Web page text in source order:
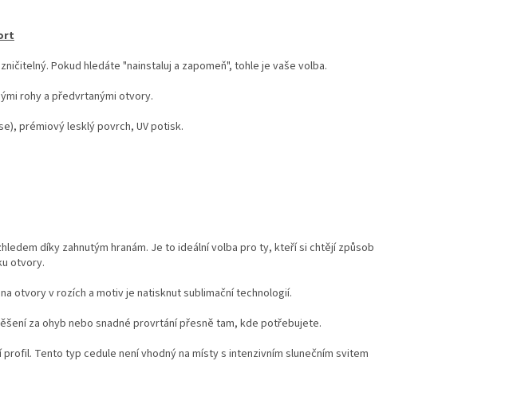
Pokud hledáte "nainstaluj a zapomeň", tohle je vaše volba.
rohy a předvrtanými otvory.
prémiový lesklý povrch, UV potisk.
díky zahnutým hranám. Je to ideální volba pro ty, kteří si chtějí způsob
otvory.
otvory v rozích a motiv je natisknut sublimační technologií.
za ohyb nebo snadné provrtání přesně tam, kde potřebujete.
Tento typ cedule není vhodný na místy s intenzivním slunečním svitem